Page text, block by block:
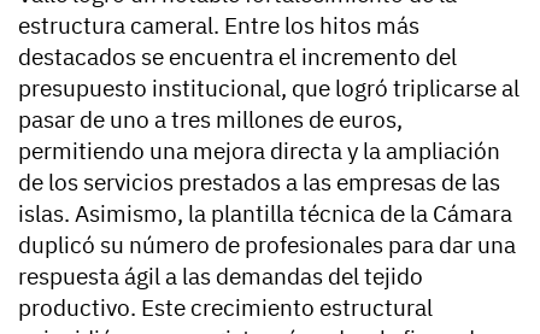
estructura cameral. Entre los hitos más
destacados se encuentra el incremento del
presupuesto institucional, que logró triplicarse al
pasar de uno a tres millones de euros,
permitiendo una mejora directa y la ampliación
de los servicios prestados a las empresas de las
islas. Asimismo, la plantilla técnica de la Cámara
duplicó su número de profesionales para dar una
respuesta ágil a las demandas del tejido
productivo. Este crecimiento estructural